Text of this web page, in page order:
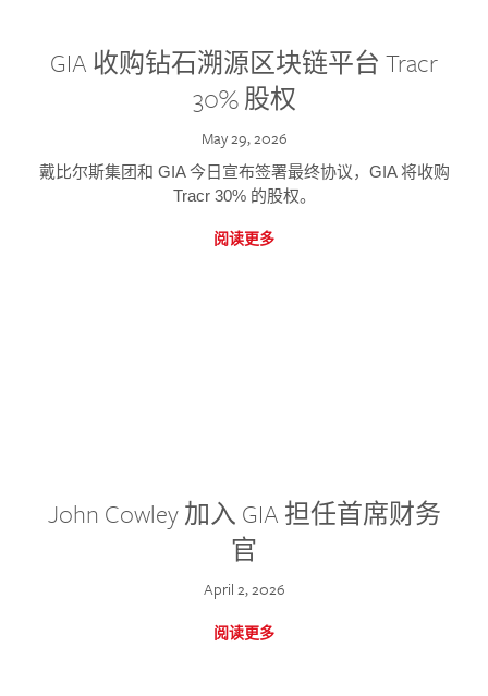
GIA 收购钻石溯源区块链平台 Tracr
30% 股权
May 29, 2026
戴比尔斯集团和 GIA 今日宣布签署最终协议，GIA 将收购
Tracr 30% 的股权。
阅读更多
John Cowley 加入 GIA 担任首席财务
官
April 2, 2026
阅读更多